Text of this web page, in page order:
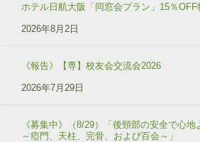
ホテル日航大阪「同窓会プラン」15％
2026年8月2日
《報告》【専】校友会交流会2026
2026年7月29日
《募集中》（8/29）「後頸部の安全で心
～瘂門、天柱、完骨、および百会～」